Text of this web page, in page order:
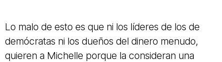
Lo malo de esto es que ni los líderes de los de
demócratas ni los dueños del dinero menudo,
quieren a Michelle porque la consideran una